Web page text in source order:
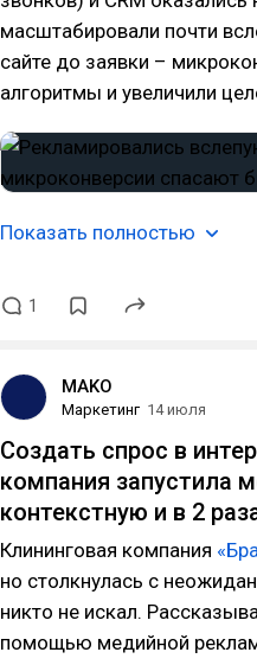
масштабировали почти
сайте до заявки –
алгоритмы и увеличили
Показать полностью
1
MAKO
Маркетинг 14 июля
Создать спрос в
компания запустила
контекстную и в 2
Клининговая компания
но столкнулась с
никто не искал.
помощью медийной